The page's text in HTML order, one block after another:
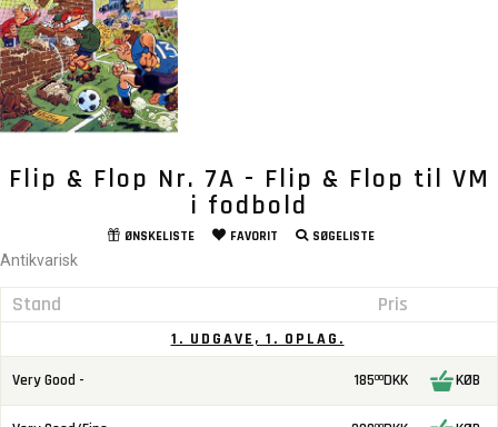
Flip & Flop Nr. 7A - Flip & Flop til VM
i fodbold
ØNSKELISTE FAVORIT SØGELISTE
Antikvarisk
Stand Pris
1. UDGAVE, 1. OPLAG.
Very Good - 18500DKK KØB